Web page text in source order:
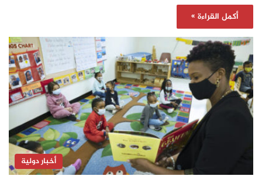
أكمل القراءة »
أخبار دولية